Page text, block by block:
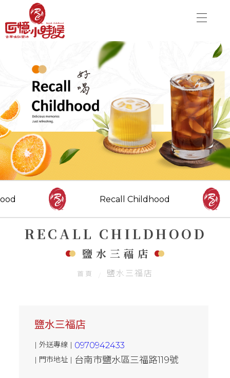
加盟優勢
飲品介紹
分店資訊
最新消息
聯絡我們
關於品牌
加盟優勢
分店資訊
最新消息
聯絡我們
CONTACT US
Danny00203@yahoo.com.tw
Recall Childhood
RECALL CHILDHOOD
鹽水三福店
首頁 鹽水三福店
鹽水三福店
| 外送專線 | 0970942433
| 門市地址 | 台南市鹽水區三福路119號